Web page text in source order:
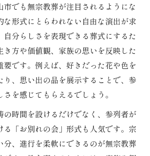
市でも無宗教葬が注目されるようにな
な形式にとらわれない自由な演出が求
自分らしさを表現できる葬式にするた
き方や価値観、家族の思いを反映した
要です。例えば、好きだった花や色を
り、思い出の品を展示することで、参
を感じてもらえるでしょう。
の時間を設けるだけでなく、参列者が
る「お別れの会」形式も人気です。宗
分、進行を柔軟にできるのが無宗教葬